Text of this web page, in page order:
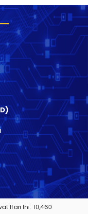
Hari Ini: 10,460